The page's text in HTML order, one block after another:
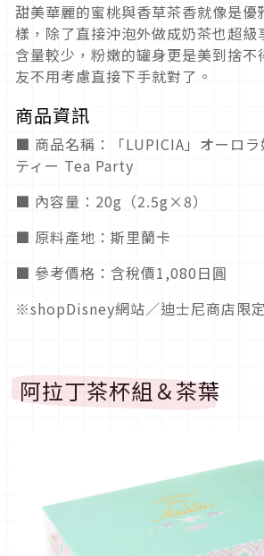
甜美華麗的蜜桃與香草茶香就像是優
樣，除了直接沖泡外做成奶茶也超級
含量較少，粉嫩的罐身更是美到捨不
友不用考慮直接下手就對了。
商品資訊
■ 商品名稱：「LUPICIA」オーロラ
ティー Tea Party
■ 內容量：20g（2.5g×8）
■ 原料產地：斯里蘭卡
■ 參考價格：含稅價1,080日圓
※shopDisney網站／迪士尼商店限
阿拉丁茶杯組＆茶葉